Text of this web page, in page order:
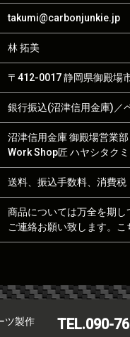
takumi@carbonjunkie.jp
林 拓美
〒412-0017 静岡県御殿場
銀行振込(沼津信用金庫)／
沼津信用金庫 御殿場営業
Work Shop匠 ハヤシタクミ
送料、振込手数料、消費税
商品については万全を期
ご連絡お願い致します。こ
ツ製作 TEL.090-